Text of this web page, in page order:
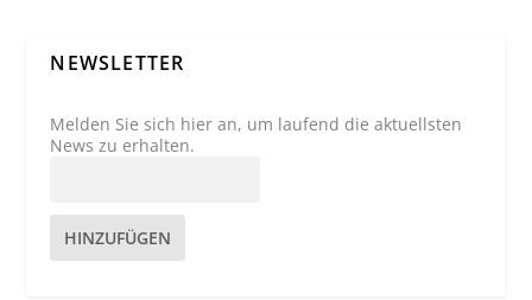
NEWSLETTER
Melden Sie sich hier an, um laufend die aktuellsten
News zu erhalten.
HINZUFÜGEN